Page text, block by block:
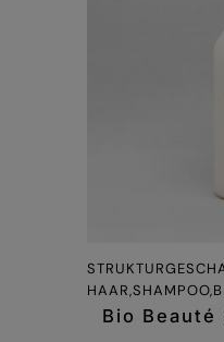
Bio Beauté